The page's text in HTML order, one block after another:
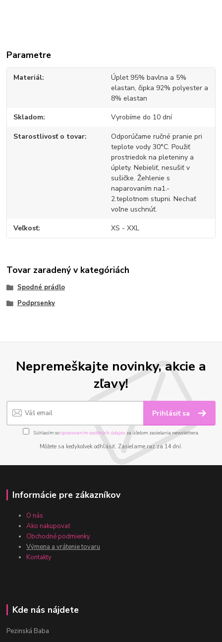
Parametre
Materiál
Úplet 95% bavlna a 5%
elastan, čipka 92% polyester a
8% elastan
Skladom Vyrobíme do 10 dní
Starostlivosť o tovar
Odporúčame ručné pranie pri
teplote vody 30°C. Použiť
prostriedok na pleteniny a
úplety. Nebieliť, nesušiť v
sušičke. Žehlenie s
naparovaním na1.-
2.teplotnom stupni. Nechať
voľne uschnúť.
Veľkosť XS - XXL
Tovar zaradený v kategóriách
Spodné prádlo
Podprsenky
Nepremeškajte novinky, akcie a
zľavy!
Prihlásiť sa
Súhlasím sospracovaním osobných údajov za účelom zasielania newslettera.
Môžete sa kedykoľvek odhlásiť. Zasielame raz za 14 dní.
Informácie pre zákazníkov
O nás
Ako nakupovať
Obchodné podmienky
Výmena a vrátenie tovaru
Kontakty
Kde nás nájdete
Pezinská Baba